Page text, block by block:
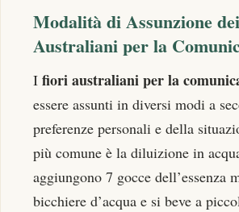
Modalità di Assunzione
Australiani per la
I fiori australiani per la
essere assunti in diversi modi a
preferenze personali e della
più comune è la diluizione in
aggiungono 7 gocce dell’essenza
bicchiere d’acqua e si beve a